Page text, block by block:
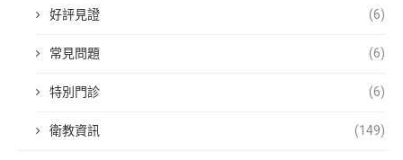
好評見證 (6)
常見問題 (6)
特別門診 (6)
衛教資訊 (149)